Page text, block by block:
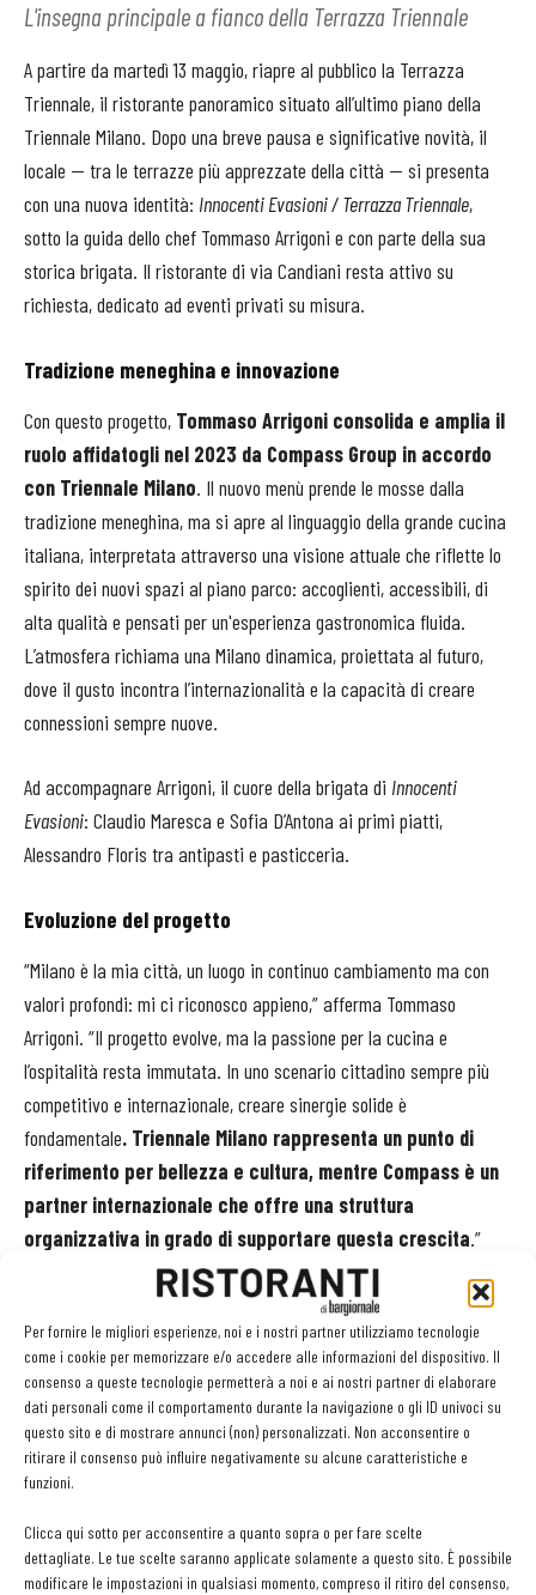
Per fornire le migliori esperienze, noi e i nostri partner utilizziamo tecnologie
come i cookie per memorizzare e/o accedere alle informazioni del dispositivo. Il
consenso a queste tecnologie permetterà a noi e ai nostri partner di elaborare
dati personali come il comportamento durante la navigazione o gli ID univoci su
questo sito e di mostrare annunci (non) personalizzati. Non acconsentire o
ritirare il consenso può influire negativamente su alcune caratteristiche e
funzioni.
Clicca qui sotto per acconsentire a quanto sopra o per fare scelte
dettagliate. Le tue scelte saranno applicate solamente a questo sito. È possibile
modificare le impostazioni in qualsiasi momento, compreso il ritiro del consenso,
L'insegna principale a fianco della Terrazza Triennale
A partire da martedì 13 maggio, riapre al pubblico la Terrazza
Triennale, il ristorante panoramico situato all’ultimo piano della
Triennale Milano. Dopo una breve pausa e significative novità, il
locale — tra le terrazze più apprezzate della città — si presenta
con una nuova identità: Innocenti Evasioni / Terrazza Triennale,
sotto la guida dello chef Tommaso Arrigoni e con parte della sua
storica brigata. Il ristorante di via Candiani resta attivo su
richiesta, dedicato ad eventi privati su misura.
Tradizione meneghina e innovazione
Con questo progetto, Tommaso Arrigoni consolida e amplia il
ruolo affidatogli nel 2023 da Compass Group in accordo
con Triennale Milano. Il nuovo menù prende le mosse dalla
tradizione meneghina, ma si apre al linguaggio della grande cucina
italiana, interpretata attraverso una visione attuale che riflette lo
spirito dei nuovi spazi al piano parco: accoglienti, accessibili, di
alta qualità e pensati per un'esperienza gastronomica fluida.
L’atmosfera richiama una Milano dinamica, proiettata al futuro,
dove il gusto incontra l’internazionalità e la capacità di creare
connessioni sempre nuove.
Ad accompagnare Arrigoni, il cuore della brigata di Innocenti
Evasioni: Claudio Maresca e Sofia D’Antona ai primi piatti,
Alessandro Floris tra antipasti e pasticceria.
Evoluzione del progetto
“Milano è la mia città, un luogo in continuo cambiamento ma con
valori profondi: mi ci riconosco appieno,” afferma Tommaso
Arrigoni. “Il progetto evolve, ma la passione per la cucina e
l’ospitalità resta immutata. In uno scenario cittadino sempre più
competitivo e internazionale, creare sinergie solide è
fondamentale. Triennale Milano rappresenta un punto di
riferimento per bellezza e cultura, mentre Compass è un
partner internazionale che offre una struttura
organizzativa in grado di supportare questa crescita.”
A completare l’offerta, il bar della Terrazza propone una drink list
curata e snack firmati dallo chef, disponibili nei giorni di apertura
del ristorante.
Via Candiani, finora sede di Innocenti Evasioni rimane attiva per
eventi aziendali e privati.